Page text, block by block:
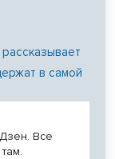
в самой
Все